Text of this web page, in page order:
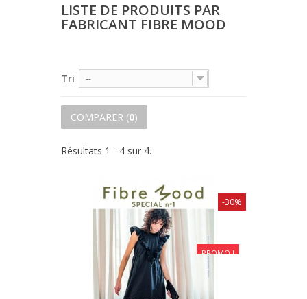
LISTE DE PRODUITS PAR
FABRICANT FIBRE MOOD
Tri --
COMPARER (0)
Résultats 1 - 4 sur 4.
PROMO !
-30%